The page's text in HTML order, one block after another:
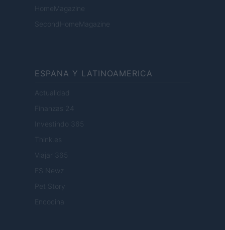
HomeMagazine
SecondHomeMagazine
ESPANA Y LATINOAMERICA
Actualidad
Finanzas 24
Investindo 365
Think.es
Viajar 365
ES Newz
Pet Story
Encocina